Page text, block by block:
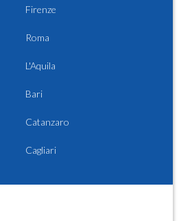
Firenze
Roma
L'Aquila
Bari
Catanzaro
Cagliari